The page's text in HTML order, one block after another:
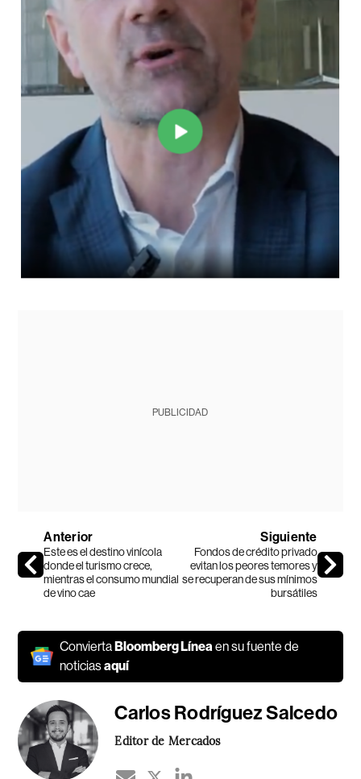
PUBLICIDAD
Anterior
Este es el destino vinícola
donde el turismo crece,
mientras el consumo mundial
de vino cae
Siguiente
Fondos de crédito privado
evitan los peores temores y
se recuperan de sus mínimos
bursátiles
ConviertaBloomberg Línea en su fuente de
noticiasaquí
Carlos Rodríguez Salcedo
Editor de Mercados